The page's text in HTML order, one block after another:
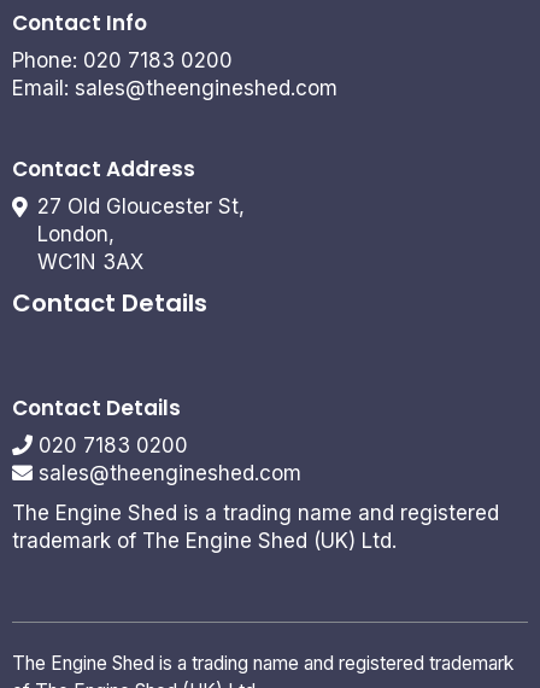
Contact Info
Phone: 020 7183 0200
Email: sales@theengineshed.com
Contact Address
27 Old Gloucester St,
London,
WC1N 3AX
Contact Details
Contact Details
020 7183 0200
sales@theengineshed.com
The Engine Shed is a trading name and registered
trademark of The Engine Shed (UK) Ltd.
The Engine Shed is a trading name and registered trademark